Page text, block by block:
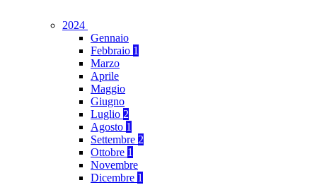
2024
Gennaio
Febbraio 1
Marzo
Aprile
Maggio
Giugno
Luglio 2
Agosto 1
Settembre 2
Ottobre 1
Novembre
Dicembre 1